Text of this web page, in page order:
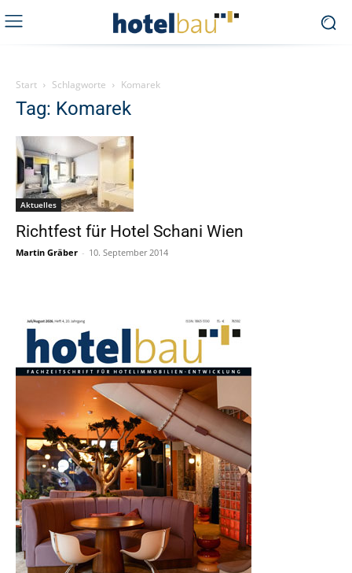
Start Schlagworte Komarek
Tag: Komarek
Aktuelles
Richtfest für Hotel Schani Wien
Martin Gräber - 10. September 2014